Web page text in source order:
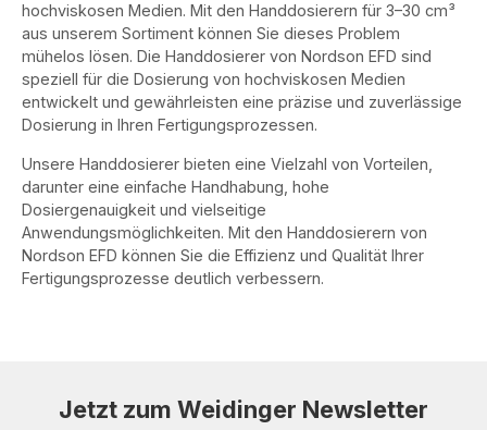
hochviskosen Medien. Mit den Handdosierern für 3–30 cm³
aus unserem Sortiment können Sie dieses Problem
mühelos lösen. Die Handdosierer von Nordson EFD sind
speziell für die Dosierung von hochviskosen Medien
entwickelt und gewährleisten eine präzise und zuverlässige
Dosierung in Ihren Fertigungsprozessen.
Unsere Handdosierer bieten eine Vielzahl von Vorteilen,
darunter eine einfache Handhabung, hohe
Dosiergenauigkeit und vielseitige
Anwendungsmöglichkeiten. Mit den Handdosierern von
Nordson EFD können Sie die Effizienz und Qualität Ihrer
Fertigungsprozesse deutlich verbessern.
Jetzt zum Weidinger Newsletter